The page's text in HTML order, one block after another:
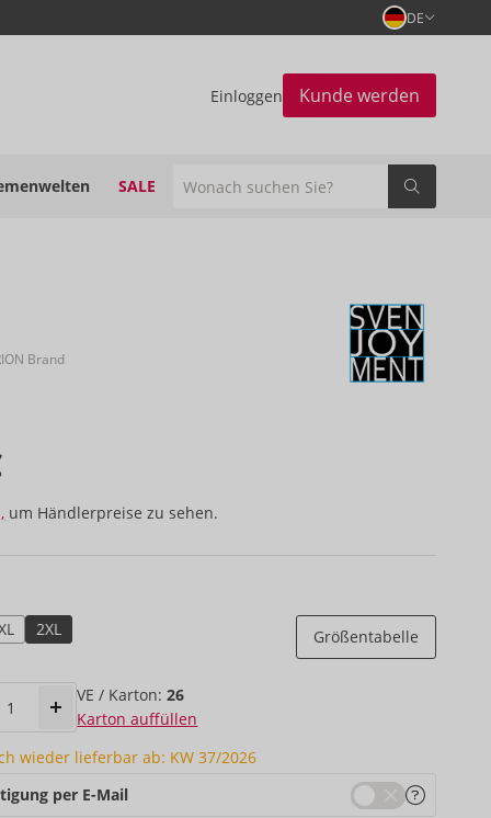
DE
Einloggen Kunde werden
SALE
Brand
um Händlerpreise zu sehen.
2XL Größentabelle
VE / Karton:26
Karton auffüllen
wieder lieferbar ab: KW 37/2026
per E-Mail